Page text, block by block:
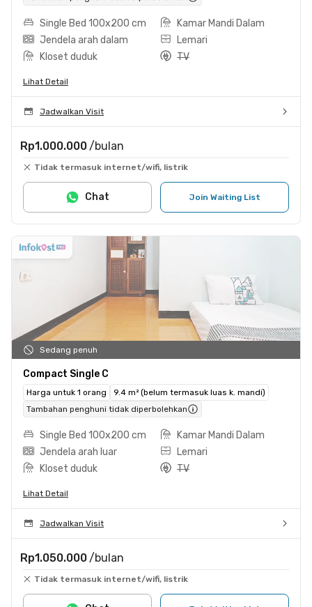
Single Bed 100x200 cm
Kamar Mandi Dalam
Jendela arah dalam
Lemari
Kloset duduk
TV
Lihat Detail
Jadwalkan Visit
Rp1.000.000 /bulan
Tidak termasuk internet/wifi, listrik
Join Waiting List
Chat
Sedang penuh
Compact Single C
Harga untuk 1 orang
9.4 m² (belum termasuk luas k. mandi)
Tambahan penghuni tidak diperbolehkan
Single Bed 100x200 cm
Kamar Mandi Dalam
Jendela arah luar
Lemari
Kloset duduk
TV
Lihat Detail
Jadwalkan Visit
Rp1.050.000 /bulan
Tidak termasuk internet/wifi, listrik